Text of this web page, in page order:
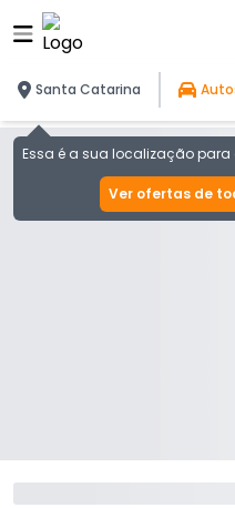
Santa Catarina
Essa é a sua localização
Ver ofertas de